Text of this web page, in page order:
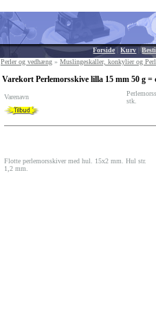
Forside|Kurv |
Perler og vedhæng » Muslingeskaller, konkylier og
Varekort Perlemorsskive lilla 15 mm 50 g =
Varenavn
stk.
Flotte perlemorsskiver med hul. 15x2 mm. Hul str.
1,2 mm.